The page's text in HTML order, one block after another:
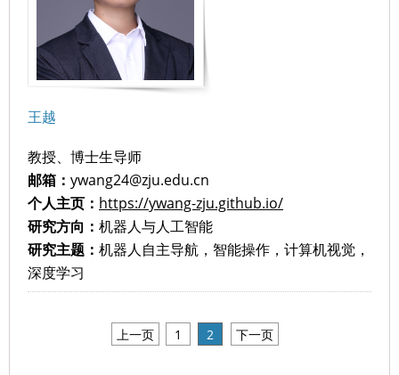
王越
教授、博士生导师
邮箱： ywang24@zju.edu.cn
个人主页： https://ywang-zju.github.io/
研究方向： 机器人与人工智能
研究主题： 机器人自主导航，智能操作，计算机视觉，
深度学习
上一页 1 2 下一页